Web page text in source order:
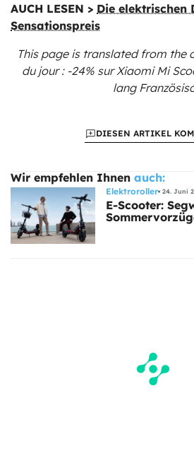
AUCH LESEN > Die elektrischen
Sensationspreis
This page is translated from the
du jour : -24% sur Xiaomi Mi
lang
DIESEN ARTIKEL
Wir empfehlen Ihnen auch:
Elektroroller 24. Juni
E-Scooter: